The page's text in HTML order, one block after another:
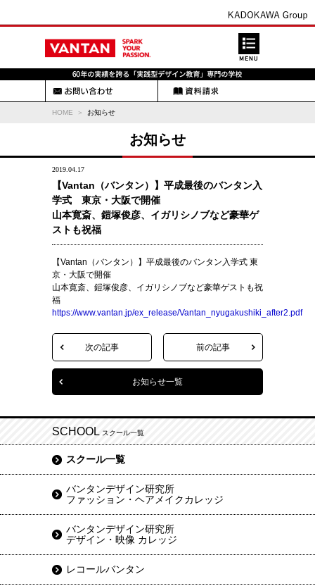
HOME お知らせ
お知らせ
2019.04.17
【Vantan（バンタン）】平成最後のバンタン入
学式 東京・大阪で開催
山本寛斎、鎧塚俊彦、イガリシノブなど豪華ゲ
ストも祝福
【Vantan（バンタン）】平成最後のバンタン入学式 東
京・大阪で開催
山本寛斎、鎧塚俊彦、イガリシノブなど豪華ゲストも祝
福
https://www.vantan.jp/ex_release/Vantan_nyugakushiki_after2.pdf
次の記事 前の記事
お知らせ一覧
SCHOOL スクール一覧
スクール一覧
バンタンデザイン研究所
ファッション・ヘアメイクカレッジ
バンタンデザイン研究所
デザイン・映像 カレッジ
レコールバンタン